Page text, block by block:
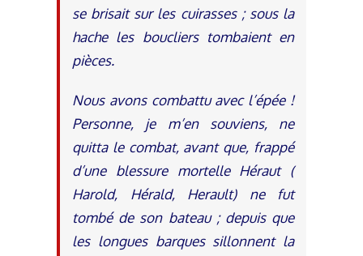
se brisait sur les cuirasses ; sous la
hache les boucliers tombaient en
pièces.
Nous avons combattu avec l’épée !
Personne, je m’en souviens, ne
quitta le combat, avant que, frappé
d’une blessure mortelle Héraut (
Harold, Hérald, Herault) ne fut
tombé de son bateau ; depuis que
les longues barques sillonnent la